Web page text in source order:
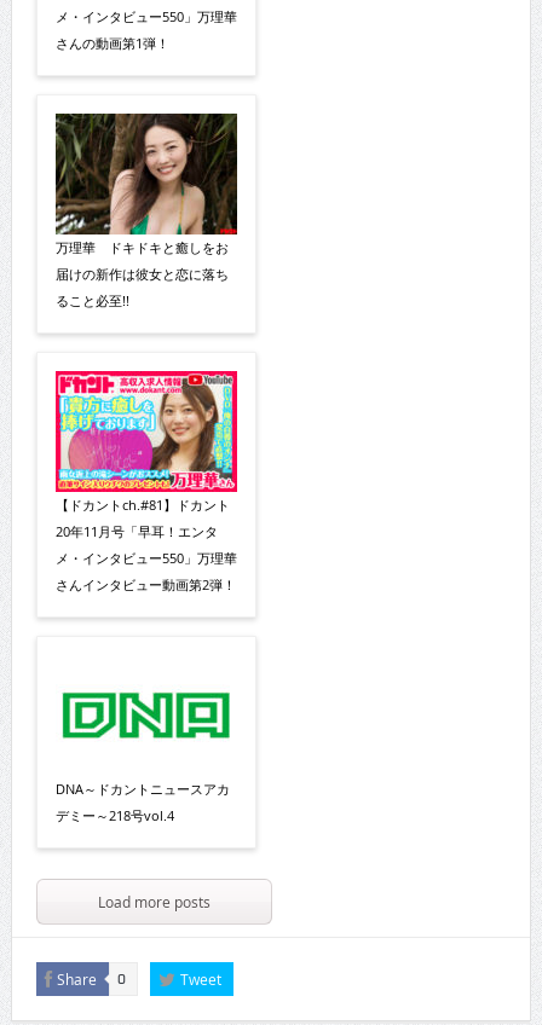
メ・インタビュー550」万理華
さんの動画第1弾！
万理華 ドキドキと癒しをお
届けの新作は彼女と恋に落ち
ること必至!!
【ドカントch.#81】ドカント
20年11月号「早耳！エンタ
メ・インタビュー550」万理華
さんインタビュー動画第2弾！
DNA～ドカントニュースアカ
デミー～218号vol.4
Load more posts
Share 0 Tweet